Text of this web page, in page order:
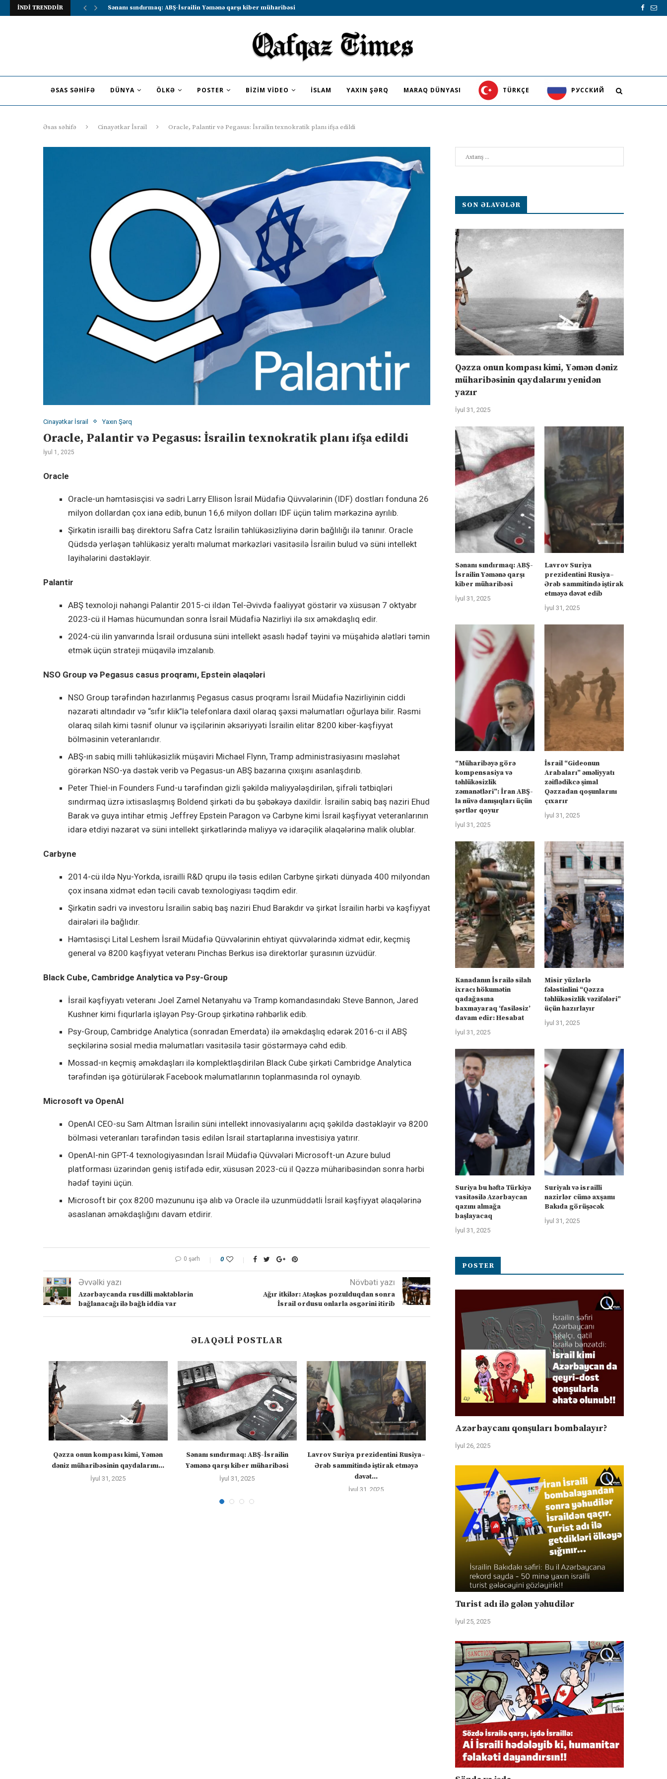
İNDİ TRENDDİR Lavrov Suriya prezidentini Rusiya–Ərəb sammitində iştirak etməyə dəvət...
ƏSAS SƏHIFƏ DÜNYA ÖLKƏ POSTER BIZIM VIDEO İSLAM YAXIN ŞƏRQ MARAQ DÜNYASI TÜRKÇE PУССКИЙ
Əsas səhifə Cinayətkar İsrail Oracle, Palantir və Pegasus: İsrailin texnokratik planı ifşa edildi
Cinayətkar İsrail Yaxın Şərq
Oracle, Palantir və Pegasus: İsrailin texnokratik planı ifşa edildi
İyul 1, 2025
Oracle
Oracle-un həmtəsisçisi və sədri Larry Ellison İsrail Müdafiə Qüvvələrinin (IDF) dostları fonduna 26
milyon dollardan çox ianə edib, bunun 16,6 milyon dolları IDF üçün təlim mərkəzinə ayrılıb.
Şirkətin israilli baş direktoru Safra Catz İsrailin təhlükəsizliyinə dərin bağlılığı ilə tanınır. Oracle
Qüdsdə yerləşən təhlükəsiz yeraltı məlumat mərkəzləri vasitəsilə İsrailin bulud və süni intellekt
layihələrini dəstəkləyir.
Palantir
ABŞ texnoloji nəhəngi Palantir 2015-ci ildən Tel-Əvivdə fəaliyyət göstərir və xüsusən 7 oktyabr
2023-cü il Həmas hücumundan sonra İsrail Müdafiə Nazirliyi ilə sıx əməkdaşlıq edir.
2024-cü ilin yanvarında İsrail ordusuna süni intellekt əsaslı hədəf təyini və müşahidə alətləri təmin
etmək üçün strateji müqavilə imzalanıb.
NSO Group və Pegasus casus proqramı, Epstein əlaqələri
NSO Group tərəfindən hazırlanmış Pegasus casus proqramı İsrail Müdafiə Nazirliyinin ciddi
nəzarəti altındadır və “sıfır klik”lə telefonlara daxil olaraq şəxsi məlumatları oğurlaya bilir. Rəsmi
olaraq silah kimi təsnif olunur və işçilərinin əksəriyyəti İsrailin elitar 8200 kiber-kəşfiyyat
bölməsinin veteranlarıdır.
ABŞ-ın sabiq milli təhlükəsizlik müşaviri Michael Flynn, Tramp administrasiyasını məsləhət
görərkən NSO-ya dəstək verib və Pegasus-un ABŞ bazarına çıxışını asanlaşdırıb.
Peter Thiel-in Founders Fund-u tərəfindən gizli şəkildə maliyyələşdirilən, şifrəli tətbiqləri
sındırmaq üzrə ixtisaslaşmış Boldend şirkəti də bu şəbəkəyə daxildir. İsrailin sabiq baş naziri Ehud
Barak və guya intihar etmiş Jeffrey Epstein Paragon və Carbyne kimi İsrail kəşfiyyat veteranlarının
idarə etdiyi nəzarət və süni intellekt şirkətlərində maliyyə və idarəçilik əlaqələrinə malik olublar.
Carbyne
2014-cü ildə Nyu-Yorkda, israilli R&D qrupu ilə təsis edilən Carbyne şirkəti dünyada 400 milyondan
çox insana xidmət edən təcili cavab texnologiyası təqdim edir.
Şirkətin sədri və investoru İsrailin sabiq baş naziri Ehud Barakdır və şirkət İsrailin hərbi və kəşfiyyat
dairələri ilə bağlıdır.
Həmtəsisçi Lital Leshem İsrail Müdafiə Qüvvələrinin ehtiyat qüvvələrində xidmət edir, keçmiş
general və 8200 kəşfiyyat veteranı Pinchas Berkus isə direktorlar şurasının üzvüdür.
Black Cube, Cambridge Analytica və Psy-Group
İsrail kəşfiyyatı veteranı Joel Zamel Netanyahu və Tramp komandasındakı Steve Bannon, Jared
Kushner kimi fiqurlarla işləyən Psy-Group şirkətinə rəhbərlik edib.
Psy-Group, Cambridge Analytica (sonradan Emerdata) ilə əməkdaşlıq edərək 2016-cı il ABŞ
seçkilərinə sosial media məlumatları vasitəsilə təsir göstərməyə cəhd edib.
Mossad-ın keçmiş əməkdaşları ilə komplektləşdirilən Black Cube şirkəti Cambridge Analytica
tərəfindən işə götürülərək Facebook məlumatlarının toplanmasında rol oynayıb.
Microsoft və OpenAI
OpenAI CEO-su Sam Altman İsrailin süni intellekt innovasiyalarını açıq şəkildə dəstəkləyir və 8200
bölməsi veteranları tərəfindən təsis edilən İsrail startaplarına investisiya yatırır.
OpenAI-nin GPT-4 texnologiyasından İsrail Müdafiə Qüvvələri Microsoft-un Azure bulud
platforması üzərindən geniş istifadə edir, xüsusən 2023-cü il Qəzzə müharibəsindən sonra hərbi
hədəf təyini üçün.
Microsoft bir çox 8200 məzununu işə alıb və Oracle ilə uzunmüddətli İsrail kəşfiyyat əlaqələrinə
əsaslanan əməkdaşlığını davam etdirir.
0 şərh 0
Əvvəlki yazı
Azərbaycanda rusdilli məktəblərin
bağlanacağı ilə bağlı iddia var
Növbəti yazı
Ağır itkilər: Atəşkəs pozulduqdan sonra
İsrail ordusu onlarla əsgərini itirib
ƏLAQƏLI POSTLAR
Qəzza onun kompası kimi, Yəmən
dəniz müharibəsinin qaydalarını...
İyul 31, 2025
Sənanı sındırmaq: ABŞ-İsrailin
Yəmənə qarşı kiber müharibəsi
İyul 31, 2025
Lavrov Suriya prezidentini Rusiya–
Ərəb sammitində iştirak etməyə
dəvət...
İyul 31, 2025
təhlükəsizlik zəmanətləri”: İran
ABŞ-la...
İyul 31, 2025
əməliyyatı zəiflədikcə
Qəzzadan qoşunlarını...
İyul 31, 2025
SON ƏLAVƏLƏR
Qəzza onun kompası kimi, Yəmən dəniz
müharibəsinin qaydalarını yenidən
yazır
İyul 31, 2025
Sənanı sındırmaq: ABŞ-
İsrailin Yəmənə qarşı
kiber müharibəsi
İyul 31, 2025
Lavrov Suriya
prezidentini Rusiya–
Ərəb sammitində iştirak
etməyə dəvət edib
İyul 31, 2025
“Müharibəyə görə
kompensasiya və
təhlükəsizlik
zəmanətləri”: İran ABŞ-
la nüvə danışıqları üçün
şərtlər qoyur
İyul 31, 2025
İsrail “Gideonun
Arabaları” əməliyyatı
zəiflədikcə şimal
Qəzzadan qoşunlarını
çıxarır
İyul 31, 2025
Kanadanın İsrailə silah
ixracı hökumətin
qadağasına
baxmayaraq ‘fasiləsiz’
davam edir: Hesabat
İyul 31, 2025
Misir yüzlərlə
fələstinlini “Qəzza
təhlükəsizlik vəzifələri”
üçün hazırlayır
İyul 31, 2025
Suriya bu həftə Türkiyə
vasitəsilə Azərbaycan
qazını almağa
başlayacaq
İyul 31, 2025
Suriyalı və israilli
nazirlər cümə axşamı
Bakıda görüşəcək
İyul 31, 2025
POSTER
Azərbaycanı qonşuları bombalayır?
İyul 26, 2025
Turist adı ilə gələn yəhudilər
İyul 25, 2025